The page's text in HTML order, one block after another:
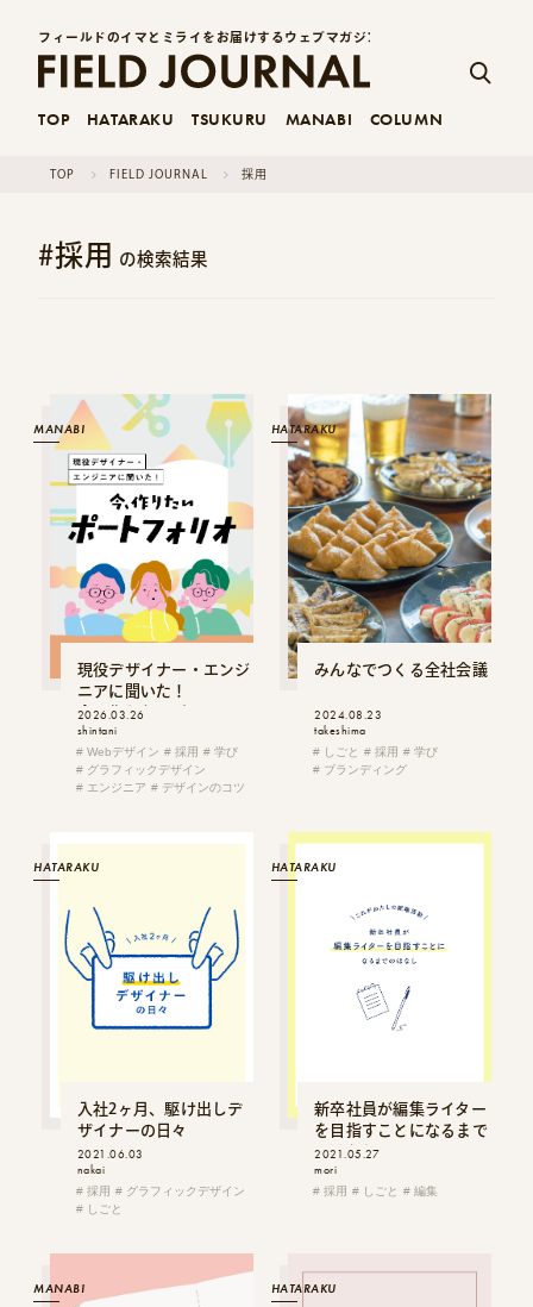
フィールドのイマとミライをお届けするウェブマガジン
TOP HATARAKU TSUKURU MANABI COLUMN
TOP FIELD JOURNAL 採用
採用 の検索結果
MANABI
現役デザイナー・エンジ
ニアに聞いた！
今、作りたいポートフォ
リオ
2026.03.26
shintani
Webデザイン 採用
学び
グラフィックデザイン
エンジニア
デザインのコツ
HATARAKU
みんなでつくる全社会議
2024.08.23
takeshima
しごと 採用
学び
ブランディング
HATARAKU
入社2ヶ月、駆け出しデ
ザイナーの日々
2021.06.03
nakai
採用
グラフィックデザイン
しごと
HATARAKU
新卒社員が編集ライター
を目指すことになるまで
のはなし
2021.05.27
mori
採用 しごと 編集
MANABI HATARAKU